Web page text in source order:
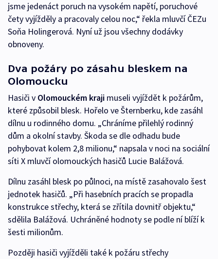
jsme jedenáct poruch na vysokém napětí, poruchové
čety vyjížděly a pracovaly celou noc,“ řekla mluvčí ČEZu
Soňa Holingerová. Nyní už jsou všechny dodávky
obnoveny.
Dva požáry po zásahu bleskem na
Olomoucku
Hasiči v Olomouckém kraji museli vyjíždět k požárům,
které způsobil blesk. Hořelo ve Šternberku, kde zasáhl
dílnu u rodinného domu. „Chráníme přilehlý rodinný
dům a okolní stavby. Škoda se dle odhadu bude
pohybovat kolem 2,8 milionu,“ napsala v noci na sociální
síti X mluvčí olomouckých hasičů Lucie Balážová.
Dílnu zasáhl blesk po půlnoci, na místě zasahovalo šest
jednotek hasičů. „Při hasebních pracích se propadla
konstrukce střechy, která se zřítila dovnitř objektu,“
sdělila Balážová. Uchráněné hodnoty se podle ní blíží k
šesti milionům.
Později hasiči vyjížděli také k požáru střechy